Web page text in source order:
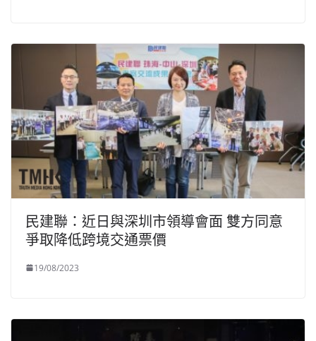
民建聯：近日與深圳市領導會面 雙方同意
爭取降低跨境交通票價
19/08/2023